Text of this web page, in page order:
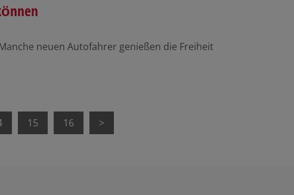
neuen Autofahrer genießen die Freiheit
15 16